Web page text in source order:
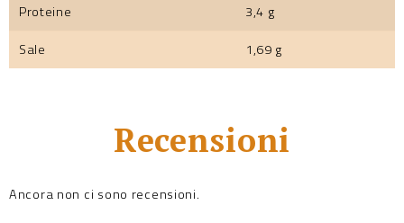
Proteine
3,4 g
Sale
1,69 g
Recensioni
Ancora non ci sono recensioni.